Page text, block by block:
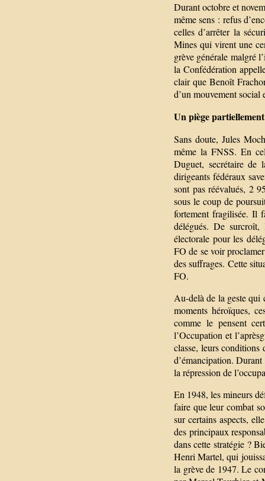
Durant octobre et
même sens : refus
celles d’arrêter la
Mines qui virent une
grève générale malgré
la Confédération
clair que Benoît
d’un mouvement social
Un piège
Sans doute, Jules
même la FNSS. En
Duguet, secrétaire de
dirigeants fédéraux
sont pas réévalués, 2
sous le coup de
fortement fragilisée. Il
délégués. De
électorale pour les
FO de se voir
des suffrages. Cette
FO.
Au-delà de la geste qui
moments héroïques,
comme le pensent
l’Occupation et
classe, leurs
d’émancipation.
la répression de
En 1948, les mineurs
faire que leur combat
sur certains aspects,
des principaux
dans cette stratégie ?
Henri Martel, qui
la grève de 1947. Le